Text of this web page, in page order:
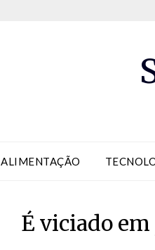
ALIMENTAÇÃO
É viciado em